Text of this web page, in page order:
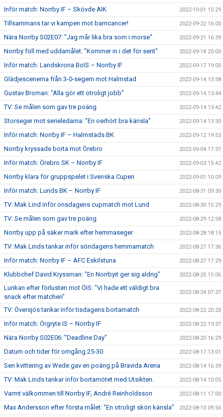
Inför match: Norrby IF – Skövde AIK 2022-10-01 15:29
Tillsammans tar vi kampen mot barncancer! 2022-09-22 16:00
Nära Norrby S02E07: "Jag mår lika bra som i morse" 2022-09-21 16:39
Norrby föll med uddamålet: "Kommer in i det för sent" 2022-09-18 20:00
Inför match: Landskrona BoIS – Norrby IF 2022-09-17 19:00
Glädjescenerna från 3-0-segern mot Halmstad 2022-09-14 13:58
Gustav Broman: "Alla gör ett otroligt jobb" 2022-09-14 13:44
TV: Se målen som gav tre poäng 2022-09-14 13:42
Storseger mot serieledarna: "En oerhört bra känsla" 2022-09-14 13:30
Inför match: Norrby IF – Halmstads BK 2022-09-12 19:53
Norrby kryssade borta mot Örebro 2022-09-04 17:37
Inför match: Örebro SK – Norrby IF 2022-09-03 15:42
Norrby klara för gruppspelet i Svenska Cupen 2022-09-01 10:09
Inför match: Lunds BK – Norrby IF 2022-08-31 09:30
TV: Mak Lind inför onsdagens cupmatch mot Lund 2022-08-30 15:29
TV: Se målen som gav tre poäng 2022-08-29 12:58
Norrby upp på säker mark efter hemmaseger 2022-08-28 18:15
TV: Mak Linds tankar inför söndagens hemmamatch 2022-08-27 17:36
Inför match: Norrby IF – AFC Eskilstuna 2022-08-27 17:29
Klubbchef David Kryssman: "En Norrbyit ger sig aldrig" 2022-08-25 15:06
Lunkan efter förlusten mot ÖIS: "Vi hade ett väldigt bra
snack efter matchen"
2022-08-24 07:37
TV: Översjös tankar inför tisdagens bortamatch 2022-08-22 20:20
Inför match: Örgryte IS – Norrby IF 2022-08-22 19:37
Nära Norrby S02E06: "Deadline Day" 2022-08-20 16:29
Datum och tider för omgång 25-30 2022-08-17 13:01
Sen kvittering av Wede gav en poäng på Bravida Arena 2022-08-14 16:39
TV: Mak Linds tankar inför bortamötet med Utsikten. 2022-08-14 10:05
Varmt välkommen till Norrby IF, André Reinholdsson 2022-08-11 17:00
Max Andersson efter första målet: "En otroligt skön känsla" 2022-08-10 09:56